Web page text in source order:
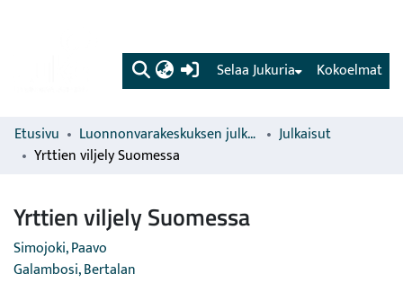
(current) Kokoelmat
Selaa Jukuria
Etusivu Luonnonvarakeskuksen julkaisut
Julkaisut
Yrttien viljely Suomessa
Yrttien viljely Suomessa
Simojoki, Paavo
Galambosi, Bertalan